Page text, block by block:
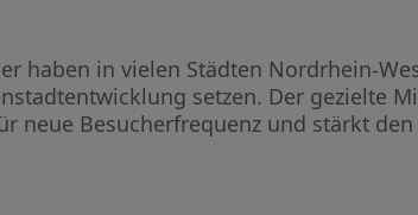
haben in vielen Städten Nordrhein-
setzen. Der gezielte
neue Besucherfrequenz und stärkt den